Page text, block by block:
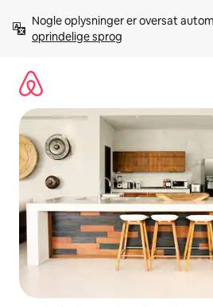
videre
Nogle oplysninger er oversat
oprindelige sprog